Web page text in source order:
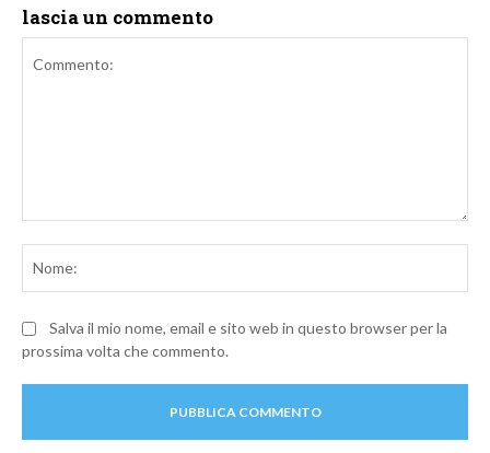
lascia un commento
Salva il mio nome, email e sito web in questo browser per la
prossima volta che commento.